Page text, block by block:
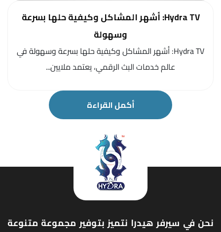
Hydra TV: أشهر المشاكل وكيفية حلها بسرعة
وسهولة
Hydra TV: أشهر المشاكل وكيفية حلها بسرعة وسهولة في
عالم خدمات البث الرقمي، يعتمد ملايين...
أكمل القراءة
نحن في سيرفر هيدرا نتميز بتوفير مجموعة متنوعة